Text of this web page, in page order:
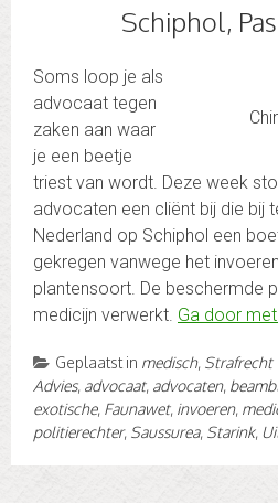
Schiphol,
Soms loop je als
advocaat tegen
zaken aan waar
je een beetje
triest van wordt. Deze week
advocaten een cliënt bij die bij
Nederland op Schiphol een
gekregen vanwege het
plantensoort. De beschermde
medicijn verwerkt. Ga door
Geplaatst in medisch, Strafrecht
Advies, advocaat, advocaten,
exotische, Faunawet, invoeren,
politierechter, Saussurea, Starink,